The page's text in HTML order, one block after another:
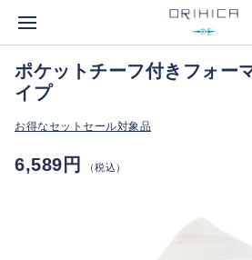
ポケットチーフ付きフォー
イプ
お得なセットセール対象品
6,589円 （税込）